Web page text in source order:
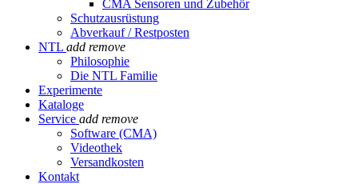
CMA Sensoren und Zubehör
Schutzausrüstung
Abverkauf / Restposten
NTL add remove
Philosophie
Die NTL Familie
Experimente
Kataloge
Service add remove
Software (CMA)
Videothek
Versandkosten
Kontakt